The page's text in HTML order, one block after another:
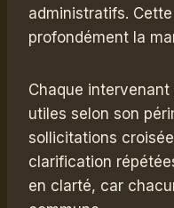
administratifs.
profondément la
Chaque
utiles selon son
sollicitations
clarification
en clarté, car